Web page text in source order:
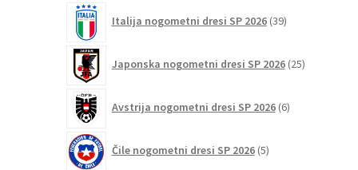
Italija nogometni dresi SP 2026 39izdelkov
Japonska nogometni dresi SP 2026 25izdelkov
Avstrija nogometni dresi SP 2026 6izdelkov
Čile nogometni dresi SP 2026 5izdelkov